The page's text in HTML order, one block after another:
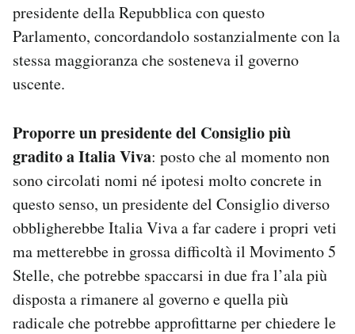
presidente della Repubblica con questo
Parlamento, concordandolo sostanzialmente con la
stessa maggioranza che sosteneva il governo
uscente.
Proporre un presidente del Consiglio più
gradito a Italia Viva: posto che al momento non
sono circolati nomi né ipotesi molto concrete in
questo senso, un presidente del Consiglio diverso
obbligherebbe Italia Viva a far cadere i propri veti
ma metterebbe in grossa difficoltà il Movimento 5
Stelle, che potrebbe spaccarsi in due fra l’ala più
disposta a rimanere al governo e quella più
radicale che potrebbe approfittarne per chiedere le